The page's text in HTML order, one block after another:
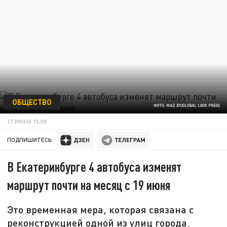
ФОТО: MAZ.BY/GLOBAL LOOK PRESS
ОБЩЕСТВО
17 ИЮНЯ 15:08
ПОДПИШИТЕСЬ:
В Екатеринбурге 4 автобуса изменят
маршрут почти на месяц с 19 июня
Это временная мера, которая связана с
реконструкцией одной из улиц города.